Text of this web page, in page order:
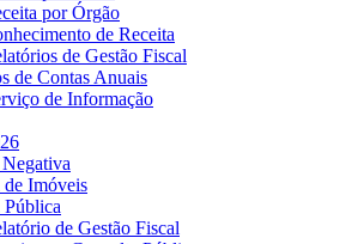
por Órgão
de Receita
de Gestão Fiscal
de Contas Anuais
de Informação
de Imóveis
Pública
de Gestão Fiscal